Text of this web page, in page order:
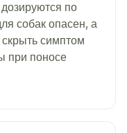
по
собак опасен, а
симптом
при поносе